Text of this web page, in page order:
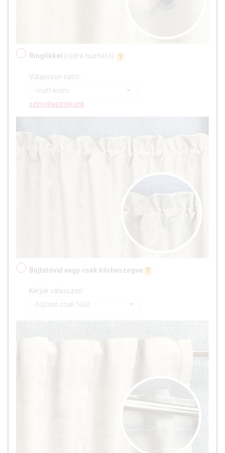
Ringlikkel (rúdra húzható)
Válasszon színt:
matt króm
színválasztékunk
Bújtatóval vagy csak körbeszegve
Kérjük válasszon:
bújtató csak felül